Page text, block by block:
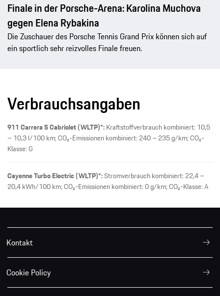
Finale in der Porsche-Arena: Karolina Muchova
gegen Elena Rybakina
Die Zuschauer des Porsche Tennis Grand Prix können sich auf
ein sportlich sehr reizvolles Finale freuen.
Verbrauchsangaben
911 Carrera S Cabriolet (WLTP)*:Kraftstoffverbrauch kombiniert: 10,5
– 10,3 l/100 km; CO₂-Emissionen kombiniert: 240 – 235 g/km; CO₂-
Klasse: G
Cayenne Turbo Electric (WLTP)*:Stromverbrauch kombiniert: 22,4 –
20,4 kWh/100 km; CO₂-Emissionen kombiniert: 0 g/km; CO₂-Klasse: A
Kontakt
Cookie Policy